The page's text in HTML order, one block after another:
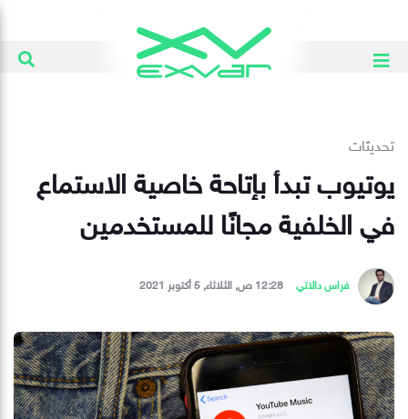
تحديثات
يوتيوب تبدأ بإتاحة خاصية الاستماع
في الخلفية مجانًا للمستخدمين
فراس دالاتي 12:28 ص, الثلاثاء, 5 أكتوبر 2021